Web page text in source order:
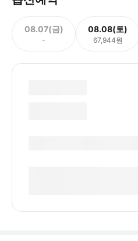
08.07(금)
-
08.08(토)
67,944원